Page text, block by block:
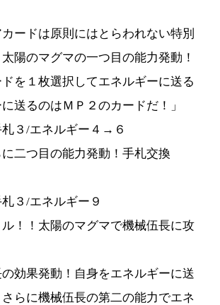
ードは原則にはとらわれない特別
陽のマグマの一つ目の能力発動！
を１枚選択してエネルギーに送る
送るのはＭＰ２のカードだ！」
３/エネルギー４→６
二つ目の能力発動！手札交換
３/エネルギー９
！！太陽のマグマで機械伍長に攻
効果発動！自身をエネルギーに送
らに機械伍長の第二の能力でエネ